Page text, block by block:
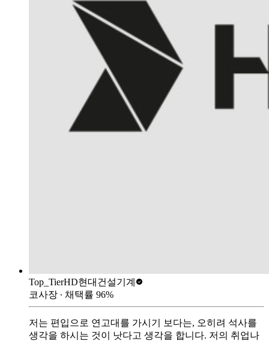
Top_TierHD현대건설기계
코사장 ∙ 채택률 96%
저는 편입으로 연고대를 가시기 보다는, 오히려 석사를
생각을 하시는 것이 낫다고 생각을 합니다. 저의 취업나